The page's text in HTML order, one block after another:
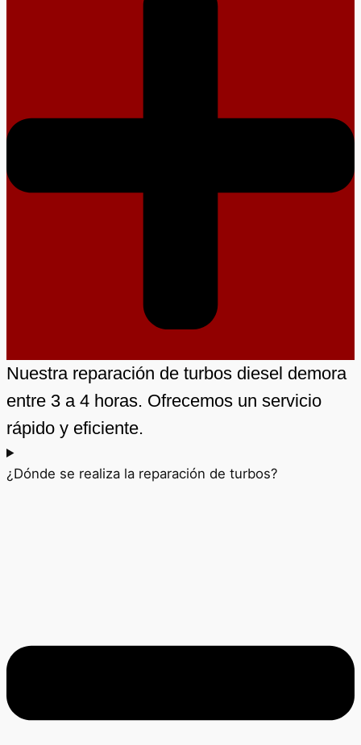
Nuestra reparación de turbos diesel demora
entre 3 a 4 horas. Ofrecemos un servicio
rápido y eficiente.
¿Dónde se realiza la reparación de turbos?